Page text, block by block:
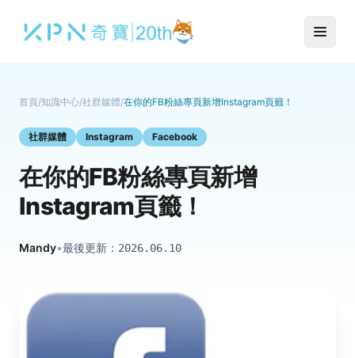
首頁/知識中心/社群媒體/在你的FB粉絲專頁新增Instagram頁籤！
社群媒體 Instagram Facebook
在你的FB粉絲專頁新增
Instagram頁籤！
Mandy•最後更新： 2026.06.10